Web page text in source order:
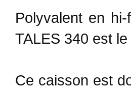
Polyvalent en
TALES 340 est
Ce caisson est